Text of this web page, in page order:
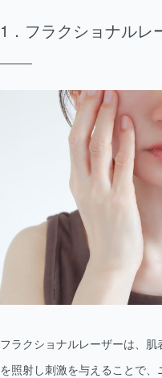
フラクショナルレ
フラクショナルレーザーは、
を照射し刺激を与えることで